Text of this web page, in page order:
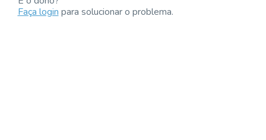
Faça loginpara solucionar o problema.